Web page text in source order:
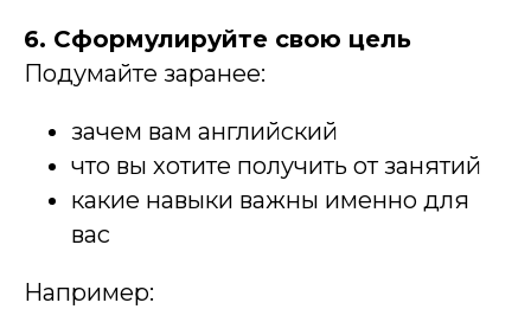
6. Сформулируйте свою цель
Подумайте заранее:
зачем вам английский
что вы хотите получить от занятий
какие навыки важны именно для
вас
Например: